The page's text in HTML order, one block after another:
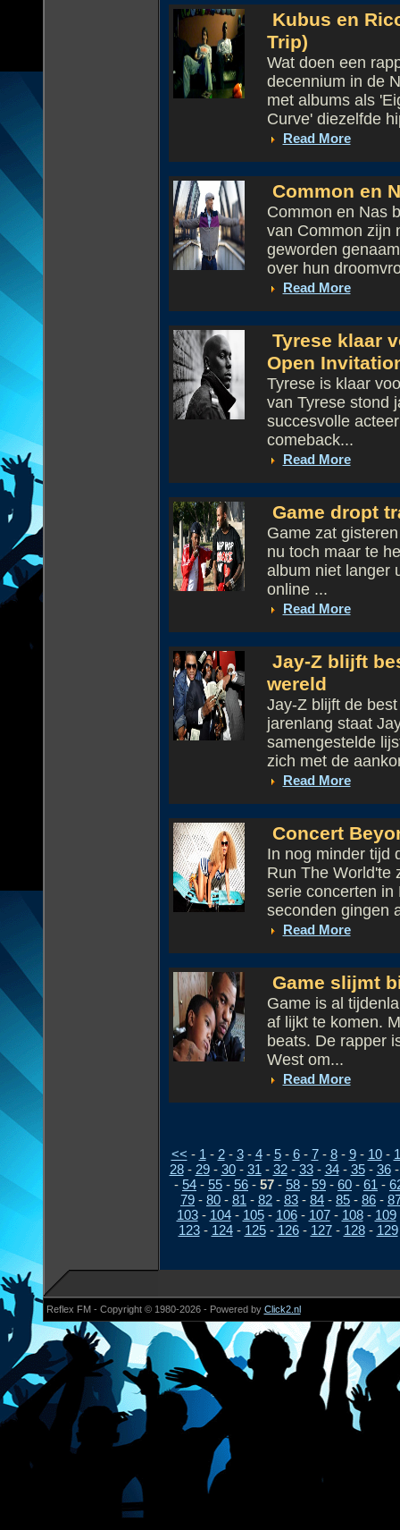
Kubus en
Trip)
Wat doen een
decennium in de
met albums als
Curve' diezelfde
Read More
Common en
Common en Nas
van Common zijn
geworden
over hun
Read More
Tyrese klaar
Open
Tyrese is klaar
van Tyrese stond
succesvolle
comeback...
Read More
Game dropt
Game zat
nu toch maar te
album niet langer
online ...
Read More
Jay-Z blijft
wereld
Jay-Z blijft de
jarenlang staat
samengestelde
zich met de
Read More
Concert
In nog minder tijd
Run The World'te
serie concerten in
seconden gingen
Read More
Game slijmt
Game is al
af lijkt te komen.
beats. De rapper
West om...
Read More
<< - 1 - 2- 3- 4- 5- 6- 7- 8- 9- 10-
28- 29- 30- 31 - 32- 33- 34- 35- 36
- 54 - 55 - 56 - 57 - 58 - 59 - 60 - 61 -
79 - 80 - 81 - 82 - 83 - 84 - 85 - 86 -
103- 104- 105- 106- 107- 108- 109
123- 124- 125- 126- 127- 128- 129
Reflex FM - Copyright © 1980-2026 - Powered by Click2.nl